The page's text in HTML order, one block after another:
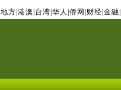
地方 港澳 台湾 华人 侨网 财经 金融